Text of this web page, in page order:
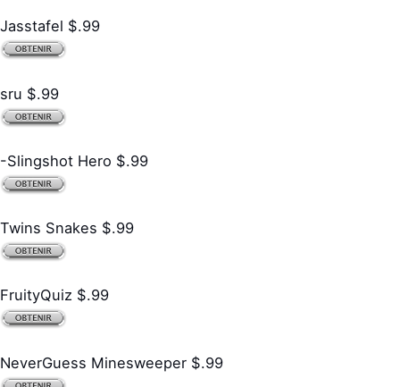
Jasstafel $.99
sru $.99
-Slingshot Hero $.99
Twins Snakes $.99
FruityQuiz $.99
NeverGuess Minesweeper $.99